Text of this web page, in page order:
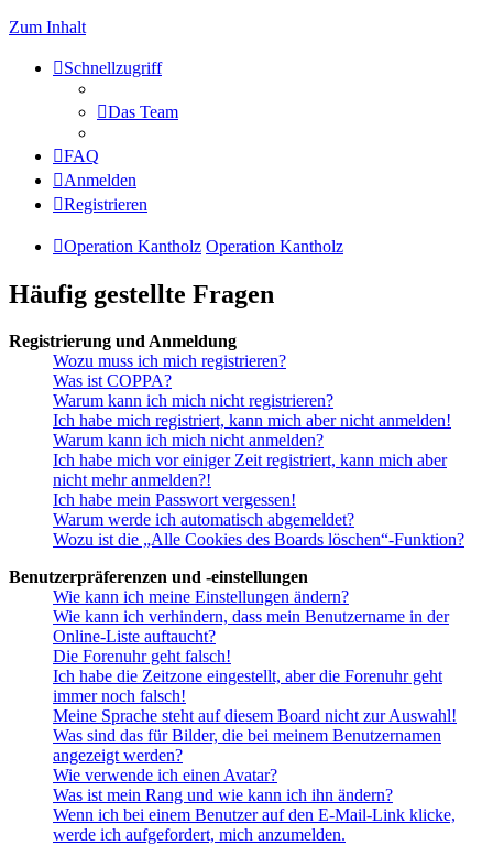
Zum Inhalt
Schnellzugriff
Das Team
FAQ
Anmelden
Registrieren
Operation Kantholz Operation Kantholz
Häufig gestellte Fragen
Registrierung und Anmeldung
Wozu muss ich mich registrieren?
Was ist COPPA?
Warum kann ich mich nicht registrieren?
Ich habe mich registriert, kann mich aber nicht anmelden!
Warum kann ich mich nicht anmelden?
Ich habe mich vor einiger Zeit registriert, kann mich aber
nicht mehr anmelden?!
Ich habe mein Passwort vergessen!
Warum werde ich automatisch abgemeldet?
Wozu ist die „Alle Cookies des Boards löschen“-Funktion?
Benutzerpräferenzen und -einstellungen
Wie kann ich meine Einstellungen ändern?
Wie kann ich verhindern, dass mein Benutzername in der
Online-Liste auftaucht?
Die Forenuhr geht falsch!
Ich habe die Zeitzone eingestellt, aber die Forenuhr geht
immer noch falsch!
Meine Sprache steht auf diesem Board nicht zur Auswahl!
Was sind das für Bilder, die bei meinem Benutzernamen
angezeigt werden?
Wie verwende ich einen Avatar?
Was ist mein Rang und wie kann ich ihn ändern?
Wenn ich bei einem Benutzer auf den E-Mail-Link klicke,
werde ich aufgefordert, mich anzumelden.